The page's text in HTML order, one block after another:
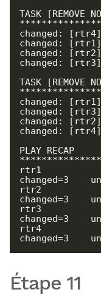
TASK [REMOVE
changed: [rtr4]
changed: [rtr1]
changed: [rtr2]
changed: [rtr3]
TASK [REMOVE
changed: [rtr1]
changed: [rtr3]
changed: [rtr2]
changed: [rtr4]
PLAY RECAP
rtr1
changed=3
rtr2
changed=3
rtr3
changed=3
rtr4
changed=3
Étape 11